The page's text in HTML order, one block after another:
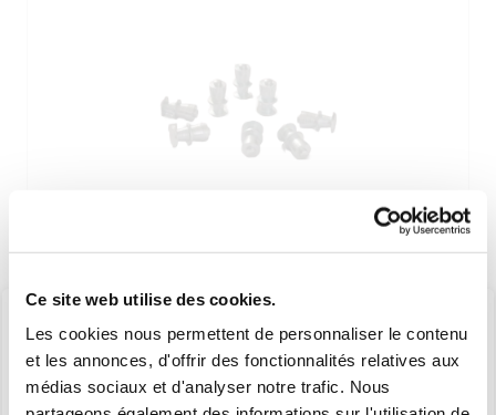
Ce site web utilise des cookies.
Les cookies nous permettent de personnaliser le contenu
et les annonces, d'offrir des fonctionnalités relatives aux
médias sociaux et d'analyser notre trafic. Nous